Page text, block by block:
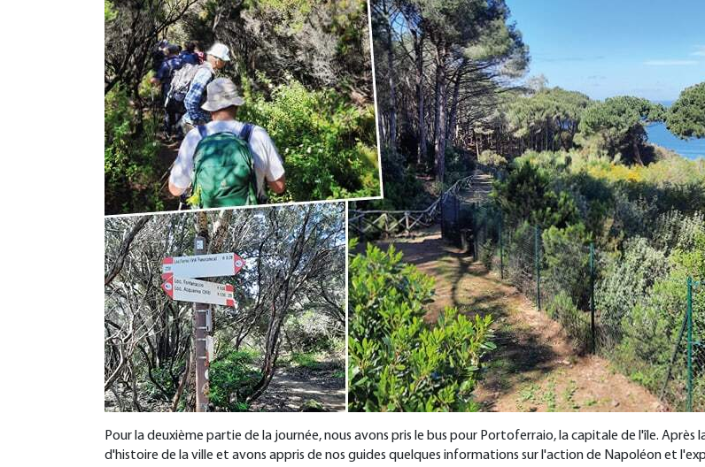
Pour la deuxième partie de la journée, nous avons pris le bus pour Portoferraio, la capitale de l'île. Après
d'histoire de la ville et avons appris de nos guides quelques informations sur l'action de Napoléon et